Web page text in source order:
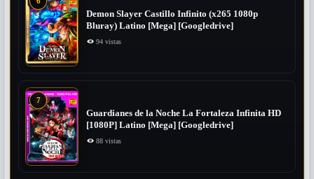
Demon Slayer Castillo Infinito (x265 1080p
Bluray) Latino [Mega] [Googledrive]
94 vistas
7
Guardianes de la Noche La Fortaleza Infinita HD
[1080P] Latino [Mega] [Googledrive]
88 vistas